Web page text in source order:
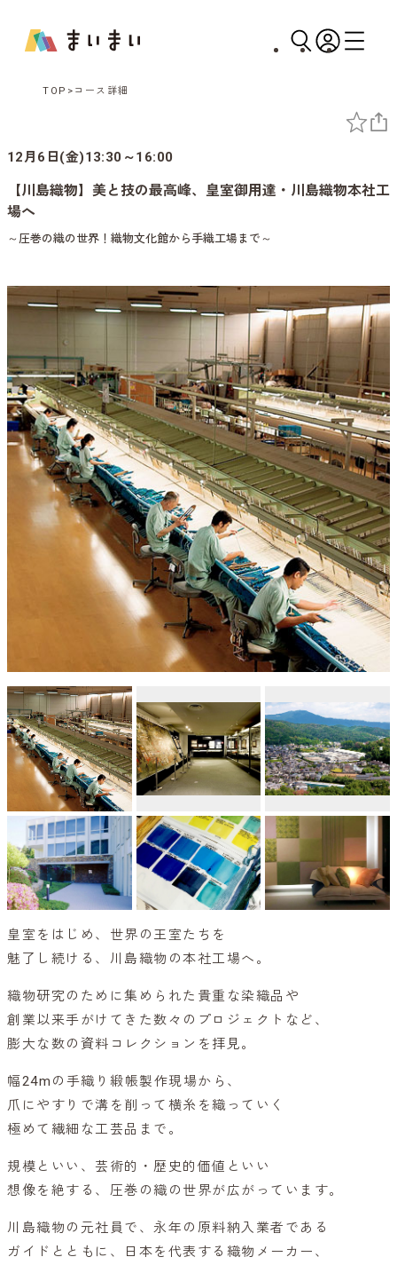
TOP コース詳細
12月6日(金)13:30～16:00
【川島織物】美と技の最高峰、皇室御用達・川島織物本社工
場へ
～圧巻の織の世界！織物文化館から手織工場まで～
皇室をはじめ、世界の王室たちを
魅了し続ける、川島織物の本社工場へ。
織物研究のために集められた貴重な染織品や
創業以来手がけてきた数々のプロジェクトなど、
膨大な数の資料コレクションを拝見。
幅24mの手織り緞帳製作現場から、
爪にやすりで溝を削って横糸を織っていく
極めて繊細な工芸品まで。
規模といい、芸術的・歴史的価値といい
想像を絶する、圧巻の織の世界が広がっています。
川島織物の元社員で、永年の原料納入業者である
ガイドとともに、日本を代表する織物メーカー、